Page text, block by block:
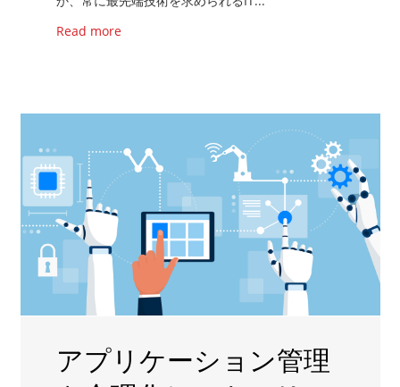
Read more
アプリケーション管理